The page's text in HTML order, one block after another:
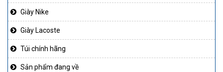
Giày Nike
Giày Lacoste
Túi chính hãng
Sản phẩm đang về